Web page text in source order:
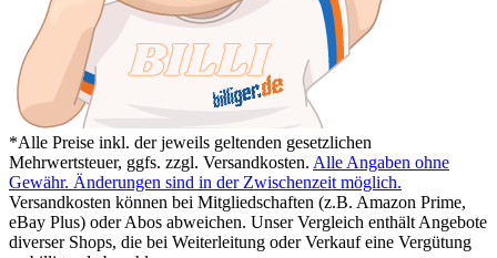
*Alle Preise inkl. der jeweils geltenden gesetzlichen
Mehrwertsteuer, ggfs. zzgl. Versandkosten. Alle Angaben ohne
Gewähr. Änderungen sind in der Zwischenzeit möglich.
Versandkosten können bei Mitgliedschaften (z.B. Amazon Prime,
eBay Plus) oder Abos abweichen. Unser Vergleich enthält Angebote
diverser Shops, die bei Weiterleitung oder Verkauf eine Vergütung